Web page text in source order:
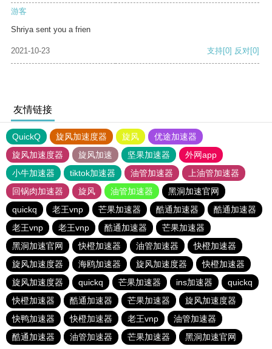
游客
Shriya sent you a frien
2021-10-23 支持[0] 反对[0]
友情链接
QuickQ 旋风加速度器 旋风
优途加速器
旋风加速度器
旋风加速 坚果加速器
外网app
小牛加速器
tiktok加速器 油管加速器
上油管加速器
回锅肉加速器
旋风 油管加速器
黑洞加速官网
quickq
老王vnp 芒果加速器 酷通加速器
酷通加速器
老王vnp
老王vnp 酷通加速器
芒果加速器
黑洞加速官网
快橙加速器 油管加速器
快橙加速器
旋风加速度器
海鸥加速器 旋风加速度器
快橙加速器
旋风加速度器
quickq 芒果加速器 ins加速器
quickq
快橙加速器
酷通加速器 芒果加速器
旋风加速度器
快鸭加速器
快橙加速器 老王vnp
油管加速器
酷通加速器
油管加速器 芒果加速器 黑洞加速官网